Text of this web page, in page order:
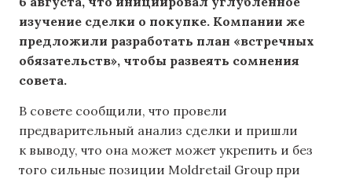
изучение сделки о покупке. Компании же
предложили разработать план «встречных
обязательств», чтобы развеять сомнения
совета.
В совете сообщили, что провели
предварительный анализ сделки и пришли
к выводу, что она может может укрепить и без
того сильные позиции Moldretail Group при